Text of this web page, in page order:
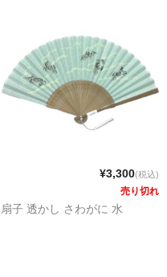
¥3,300(税込)
売り切れ
扇子 透かし さわがに 水